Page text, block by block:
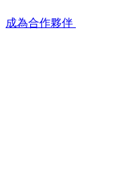
成為合作夥伴